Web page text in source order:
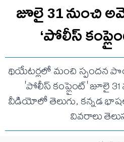
జూలై 31 నుంచి
‘పోలీస్
థియేటర్లలో మంచి స్పందన
'పోలీస్ కంప్లైంట్' జూలై
వీడియోలో తెలుగు, కన్నడ
వివరాలు